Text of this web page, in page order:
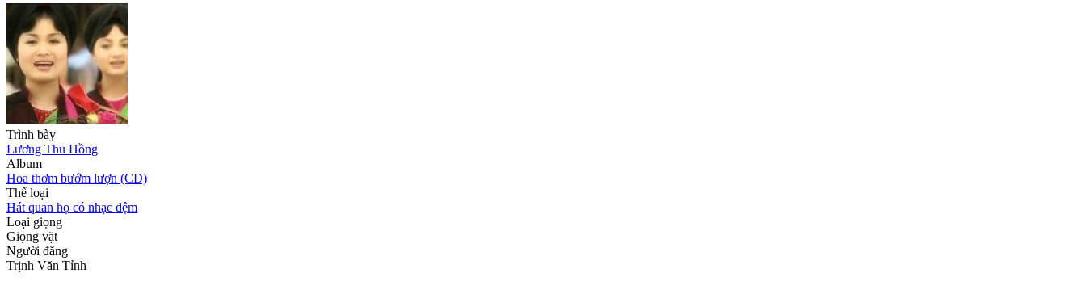
Trình bày
Lương Thu Hồng
Album
Hoa thơm bướm lượn (CD)
Thể loại
Hát quan họ có nhạc đệm
Loại giọng
Giọng vặt
Người đăng
Trịnh Văn Tỉnh